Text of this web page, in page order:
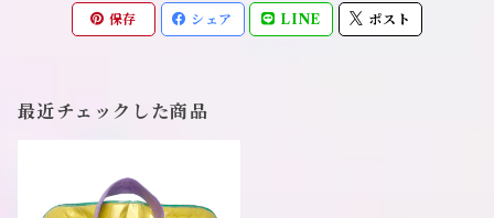
保存 シェア LINE ポスト
最近チェックした商品